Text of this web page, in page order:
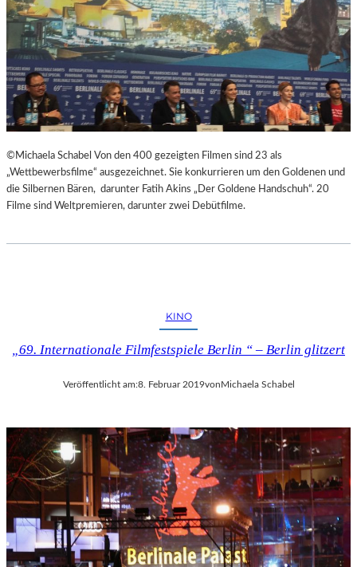
©Michaela Schabel Von den 400 gezeigten Filmen sind 23 als
„Wettbewerbsfilme“ ausgezeichnet. Sie konkurrieren um den Goldenen und
die Silbernen Bären, darunter Fatih Akins „Der Goldene Handschuh“. 20
Filme sind Weltpremieren, darunter zwei Debütfilme.
KINO
„69. Internationale Filmfestspiele Berlin “ – Berlin glitzert
Veröffentlicht am:8. Februar 2019vonMichaela Schabel